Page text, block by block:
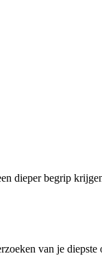
dieper begrip
van je diepste